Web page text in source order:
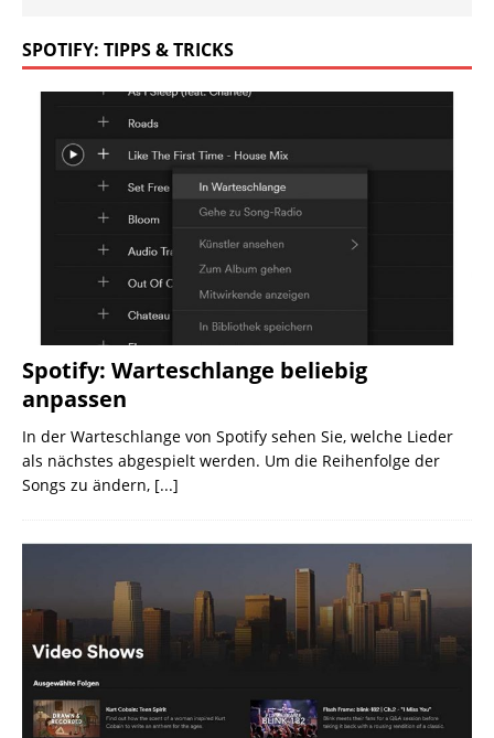
SPOTIFY: TIPPS & TRICKS
Spotify: Warteschlange beliebig
anpassen
In der Warteschlange von Spotify sehen Sie, welche Lieder
als nächstes abgespielt werden. Um die Reihenfolge der
Songs zu ändern, [...]